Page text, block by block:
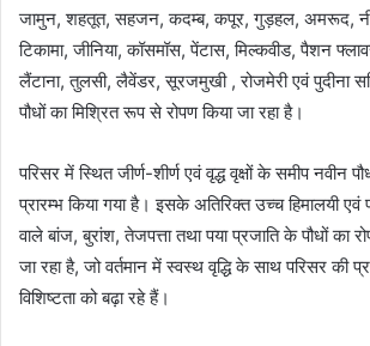
जामुन, शहतूत, सहजन, कदम्ब, कपूर, गुड़हल, अमरूद,
टिकामा, जीनिया, कॉसमॉस, पेंटास, मिल्कवीड, पैशन
लैंटाना, तुलसी, लैवेंडर, सूरजमुखी , रोजमेरी एवं पुदीना
पौधों का मिश्रित रूप से रोपण किया जा रहा है।
परिसर में स्थित जीर्ण-शीर्ण एवं वृद्ध वृक्षों के समीप नवीन
प्रारम्भ किया गया है। इसके अतिरिक्त उच्च हिमालयी एवं
वाले बांज, बुरांश, तेजपत्ता तथा पया प्रजाति के पौधों का
जा रहा है, जो वर्तमान में स्वस्थ वृद्धि के साथ परिसर की
विशिष्टता को बढ़ा रहे हैं।